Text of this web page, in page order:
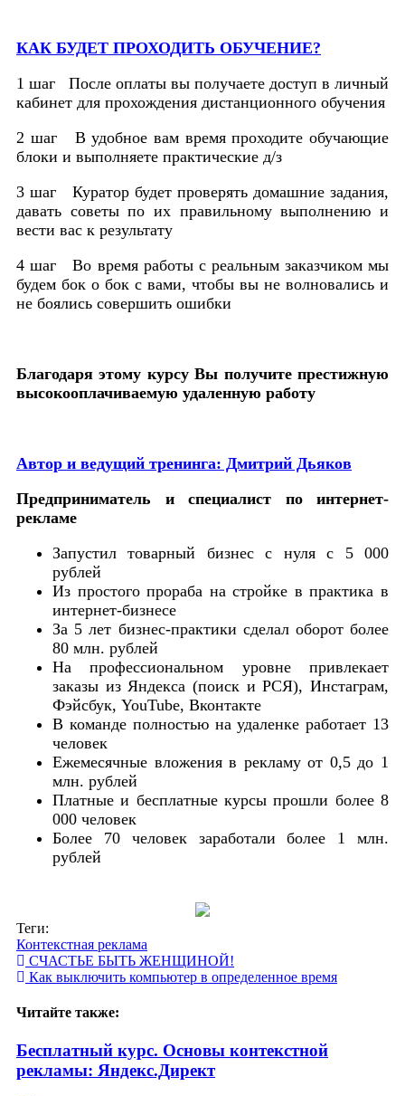
КАК БУДЕТ ПРОХОДИТЬ ОБУЧЕНИЕ?
1 шаг После оплаты вы получаете доступ в личный
кабинет для прохождения дистанционного обучения
2 шаг В удобное вам время проходите обучающие
блоки и выполняете практические д/з
3 шаг Куратор будет проверять домашние задания,
давать советы по их правильному выполнению и
вести вас к результату
4 шагВо время работы с реальным заказчиком мы
будем бок о бок с вами, чтобы вы не волновались и
не боялись совершить ошибки
Благодаря этому курсу Вы получите престижную
высокооплачиваемую удаленную работу
Автор и ведущий тренинга: Дмитрий Дьяков
Предприниматель и специалист по интернет-
рекламе
Запустил товарный бизнес с нуля с 5 000
рублей
Из простого прораба на стройке в практика в
интернет-бизнесе
За 5 лет бизнес-практики сделал оборот более
80 млн. рублей
На профессиональном уровне привлекает
заказы из Яндекса (поиск и РСЯ), Инстаграм,
Фэйсбук, YouTube, Вконтакте
В команде полностью на удаленке работает 13
человек
Ежемесячные вложения в рекламу от 0,5 до 1
млн. рублей
Платные и бесплатные курсы прошли более 8
000 человек
Более 70 человек заработали более 1 млн.
рублей
Теги:
Контекстная реклама
СЧАСТЬЕ БЫТЬ ЖЕНЩИНОЙ!
Как выключить компьютер в определенное время
Читайте также:
Бесплатный курс. Основы контекстной
рекламы: Яндекс.Директ